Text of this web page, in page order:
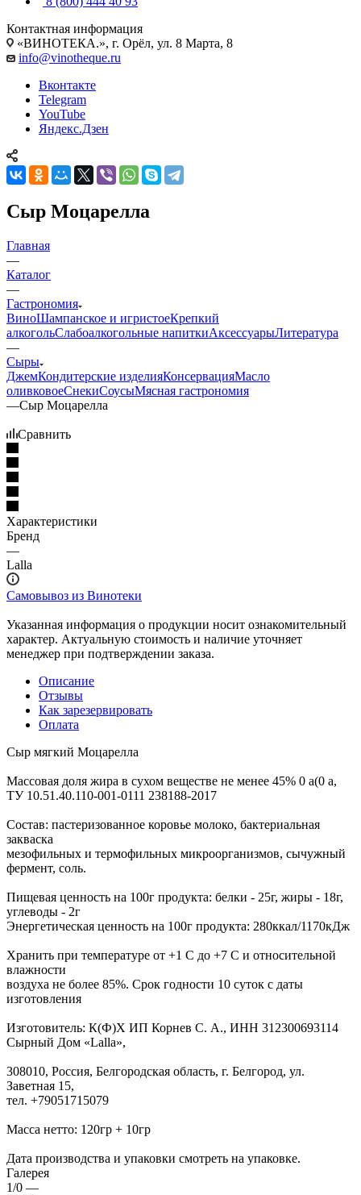
Контактная информация
«ВИНОТЕКА.», г. Орёл, ул. 8 Марта, 8
info@vinotheque.ru
Вконтакте
Telegram
YouTube
Яндекс.Дзен
Сыр Моцарелла
Главная
—
Каталог
—
Гастрономия
ВиноШампанское и игристоеКрепкий
алкогольСлабоалкогольные напиткиАксессуарыЛитература
—
Сыры
ДжемКондитерские изделияКонсервацияМасло
оливковоеСнекиСоусыМясная гастрономия
—Сыр Моцарелла
Сравнить
Характеристики
Бренд
—
Lalla
Самовывоз из Винотеки
Указанная информация о продукции носит ознакомительный
характер. Актуальную стоимость и наличие уточняет
менеджер при подтверждении заказа.
Описание
Отзывы
Как зарезервировать
Оплата
Сыр мягкий Моцарелла
Массовая доля жира в сухом веществе не менее 45% 0 а(0 а,
ТУ 10.51.40.110-001-0111 238188-2017
Состав: пастеризованное коровье молоко, бактериальная
закваска
мезофильных и термофильных микроорганизмов, сычужный
фермент, соль.
Пищевая ценность на 100г продукта: белки - 25г, жиры - 18г,
углеводы - 2г
Энергетическая ценность на 100г продукта: 280ккал/1170кДж
Хранить при температуре от +1 С до +7 С и относительной
влажности
воздуха не более 85%. Срок годности 10 суток с даты
изготовления
Изготовитель: К(Ф)Х ИП Корнев С. А., ИНН 312300693114
Сырный Дом «Lalla»,
308010, Россия, Белгородская область, г. Белгород, ул.
Заветная 15,
тел. +79051715079
Масса нетто: 120гр + 10гр
Дата производства и упаковки смотреть на упаковке.
Галерея
1/0 —